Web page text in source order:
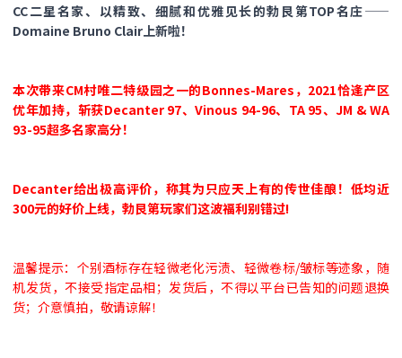
CC二星名家、以精致、细腻和优雅见长的勃艮第TOP名庄——
Domaine Bruno Clair上新啦！
本次带来CM村唯二特级园之一的Bonnes-Mares，2021恰逢产区
优年加持，斩获Decanter 97、Vinous 94-96、TA 95、JM & WA
93-95超多名家高分！
Decanter给出极高评价，称其为只应天上有的传世佳酿！ 低均近
300元的好价上线，勃艮第玩家们这波福利别错过!
温馨提示：个别酒标存在轻微老化污渍、轻微卷标/皱标等迹象，随
机发货，不接受指定品相；发货后，不得以平台已告知的问题退换
货；介意慎拍，敬请谅解！